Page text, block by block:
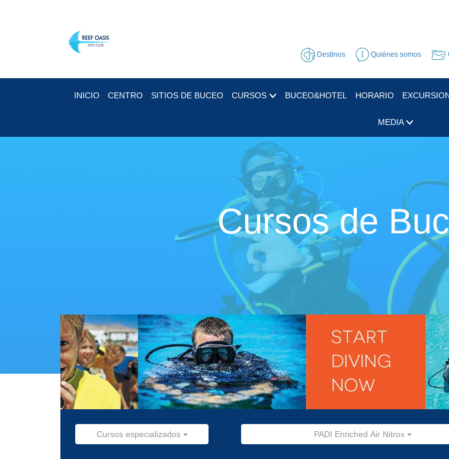
Destinos Quiénes somos
INICIO CENTRO SITIOS DE BUCEO CURSOS BUCEO&HOTEL HORARIO
MEDIA
Cursos de
Cursos especializados PADI Enriched Air Nitrox